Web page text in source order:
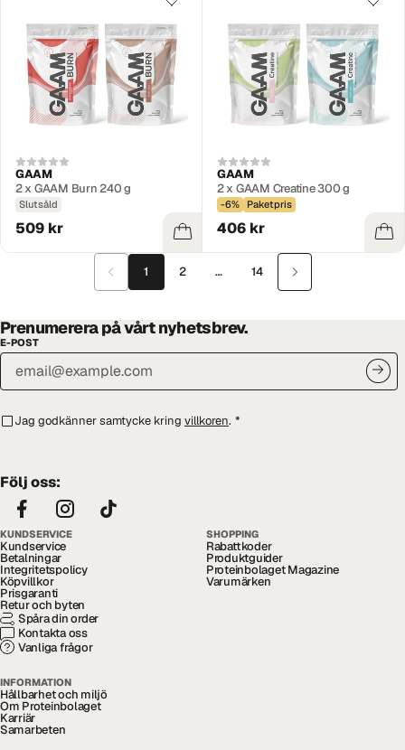
GAAM
2 x GAAM Burn 240 g
Slutsåld
509 kr
GAAM
2 x GAAM Creatine 300 g
-6% Paketpris
406 kr
1 2 … 14
Prenumerera på vårt nyhetsbrev.
E-POST
Jag godkänner samtycke kring villkoren. *
Följ oss:
KUNDSERVICE
Kundservice
Betalningar
Integritetspolicy
Köpvillkor
Prisgaranti
Retur och byten
Spåra din order
Kontakta oss
Vanliga frågor
SHOPPING
Rabattkoder
Produktguider
Proteinbolaget Magazine
Varumärken
INFORMATION
Hållbarhet och miljö
Om Proteinbolaget
Karriär
Samarbeten